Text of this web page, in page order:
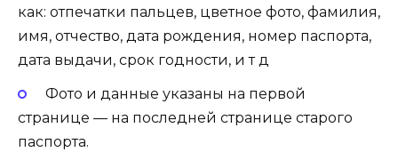
как: отпечатки пальцев, цветное фото, фамилия,
имя, отчество, дата рождения, номер паспорта,
дата выдачи, срок годности, и т д
Фото и данные указаны на первой
странице — на последней странице старого
паспорта.